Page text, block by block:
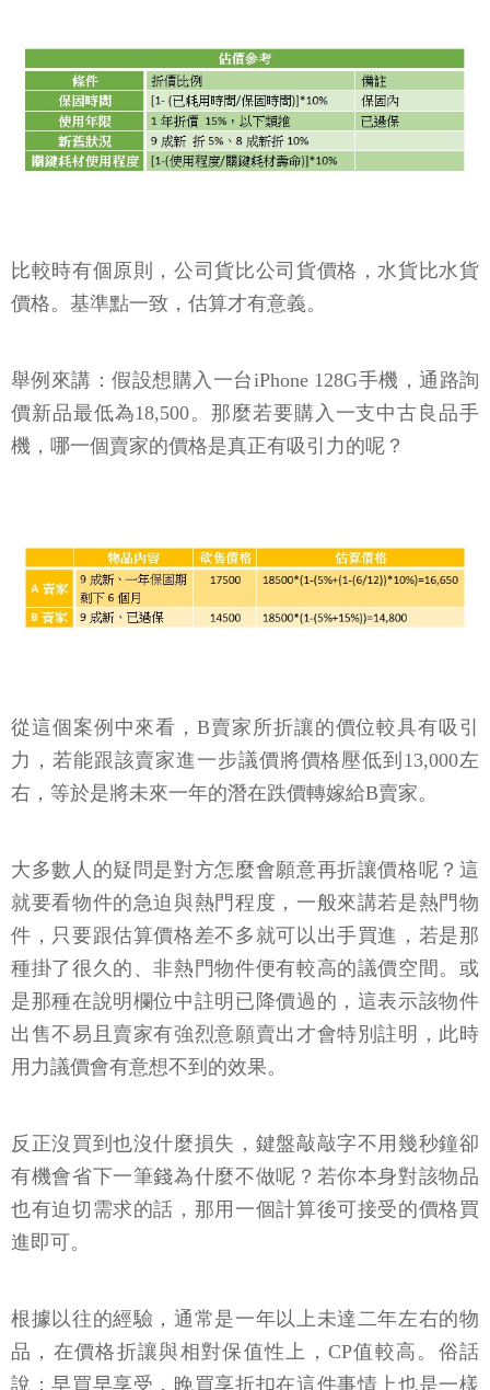
比較時有個原則，公司貨比公司貨價格，水貨比水貨
價格。基準點一致，估算才有意義。
舉例來講：假設想購入一台iPhone 128G手機，通路詢
價新品最低為18,500。那麼若要購入一支中古良品手
機，哪一個賣家的價格是真正有吸引力的呢？
從這個案例中來看，B賣家所折讓的價位較具有吸引
力，若能跟該賣家進一步議價將價格壓低到13,000左
右，等於是將未來一年的潛在跌價轉嫁給B賣家。
大多數人的疑問是對方怎麼會願意再折讓價格呢？這
就要看物件的急迫與熱門程度，一般來講若是熱門物
件，只要跟估算價格差不多就可以出手買進，若是那
種掛了很久的、非熱門物件便有較高的議價空間。或
是那種在說明欄位中註明已降價過的，這表示該物件
出售不易且賣家有強烈意願賣出才會特別註明，此時
用力議價會有意想不到的效果。
反正沒買到也沒什麼損失，鍵盤敲敲字不用幾秒鐘卻
有機會省下一筆錢為什麼不做呢？若你本身對該物品
也有迫切需求的話，那用一個計算後可接受的價格買
進即可。
根據以往的經驗，通常是一年以上未達二年左右的物
品，在價格折讓與相對保值性上，CP值較高。俗話
說：早買早享受，晚買享折扣在這件事情上也是一樣